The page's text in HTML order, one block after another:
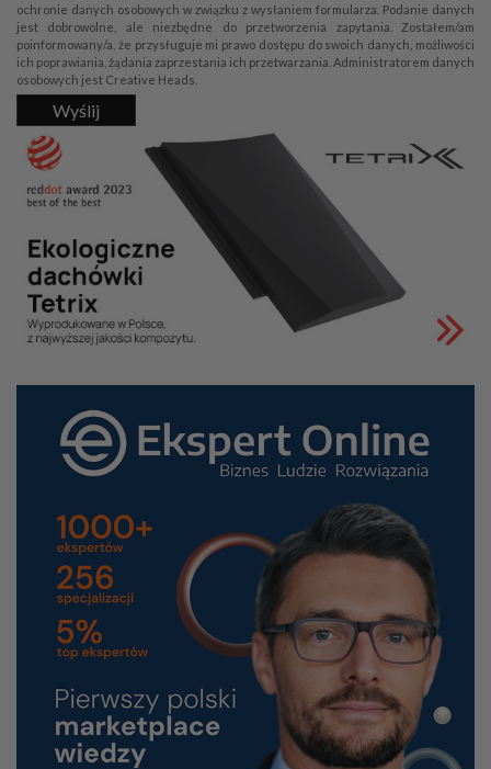
ochronie danych osobowych w związku z wysłaniem formularza. Podanie danych
jest dobrowolne, ale niezbędne do przetworzenia zapytania. Zostałem/am
poinformowany/a, że przysługuje mi prawo dostępu do swoich danych, możliwości
ich poprawiania, żądania zaprzestania ich przetwarzania. Administratorem danych
osobowych jest Creative Heads.
Wyślij